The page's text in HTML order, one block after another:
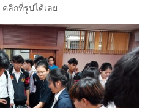
คลิกที่รูปได้เลย